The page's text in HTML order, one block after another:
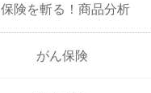
保険を斬る！商品分析
がん保険